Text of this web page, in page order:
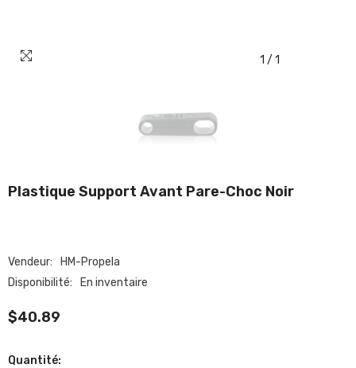
1 / 1
Plastique Support Avant Pare-Choc Noir
Vendeur:
HM-Propela
Disponibilité:
En inventaire
$40.89
Quantité: